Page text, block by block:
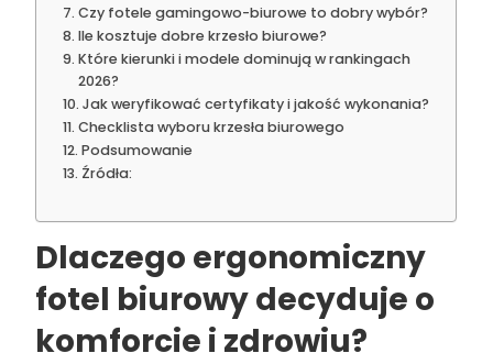
Czy fotele gamingowo-biurowe to dobry wybór?
Ile kosztuje dobre krzesło biurowe?
Które kierunki i modele dominują w rankingach
2026?
Jak weryfikować certyfikaty i jakość wykonania?
Checklista wyboru krzesła biurowego
Podsumowanie
Źródła:
Dlaczego ergonomiczny
fotel biurowy decyduje o
komforcie i zdrowiu?